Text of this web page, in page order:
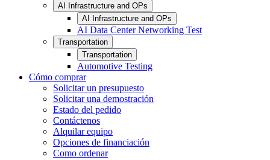
AI Infrastructure and OPs
AI Infrastructure and OPs
AI Data Center Networking Test
Transportation
Transportation
Automotive Testing
Cómo comprar
Solicitar un presupuesto
Solicitar una demostración
Estado del pedido
Contáctenos
Alquilar equipo
Opciones de financiación
Como ordenar